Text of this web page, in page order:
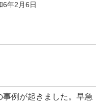
年2月6日
例が起きました。早急